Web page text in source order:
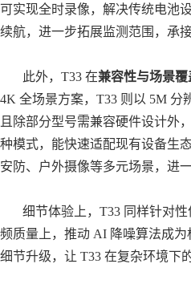
可实现全时录像，解决传统电池
续航，进一步拓展监测范围，承
此外， T33 在兼容性与场景覆
4K 全场景方案，T33 则以 5M 分
且除部分型号需兼容硬件设计外
种模式，能快速适配现有设备生
安防、户外摄像等多元场景，进
细节体验上， T33 同样针对
频质量上，推动 AI 降噪算法成为
细节升级，让 T33 在复杂环境下